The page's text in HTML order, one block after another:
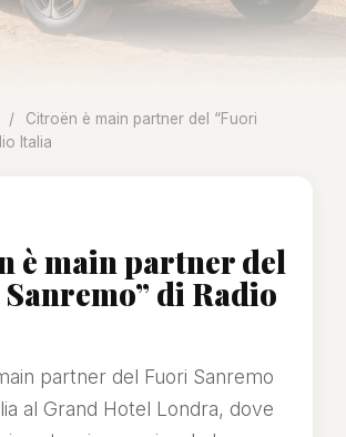
/
Citroën è main partner del “Fuori
Italia
è main partner del
di Radio
partner del Fuori Sanremo
al Grand Hotel Londra, dove